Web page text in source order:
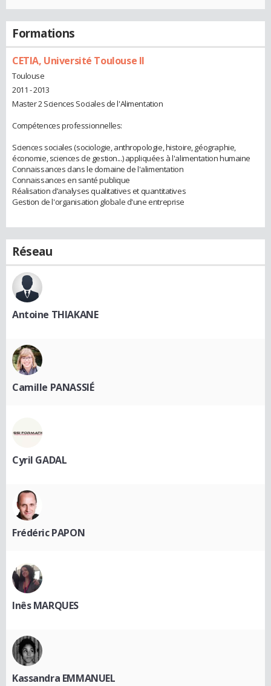
Formations
CETIA, Université Toulouse II
Toulouse
2011 - 2013
Master 2 Sciences Sociales de l'Alimentation
Compétences professionnelles:
Sciences sociales (sociologie, anthropologie, histoire, géographie,
économie, sciences de gestion...) appliquées à l'alimentation humaine
Connaissances dans le domaine de l'alimentation
Connaissances en santé publique
Réalisation d’analyses qualitatives et quantitatives
Gestion de l'organisation globale d'une entreprise
Réseau
Antoine THIAKANE
Camille PANASSIÉ
Cyril GADAL
Frédéric PAPON
Inês MARQUES
Kassandra EMMANUEL